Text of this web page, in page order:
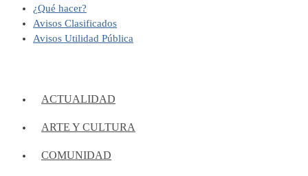
¿Qué hacer?
Avisos Clasificados
Avisos Utilidad Pública
ACTUALIDAD
ARTE Y CULTURA
COMUNIDAD